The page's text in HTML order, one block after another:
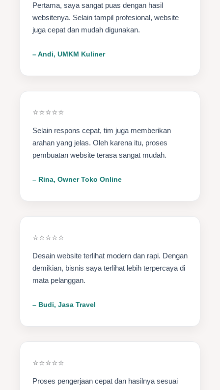
Pertama, saya sangat puas dengan hasil
websitenya. Selain tampil profesional, website
juga cepat dan mudah digunakan.
– Andi, UMKM Kuliner
⭐⭐⭐⭐⭐
Selain respons cepat, tim juga memberikan
arahan yang jelas. Oleh karena itu, proses
pembuatan website terasa sangat mudah.
– Rina, Owner Toko Online
⭐⭐⭐⭐⭐
Desain website terlihat modern dan rapi. Dengan
demikian, bisnis saya terlihat lebih terpercaya di
mata pelanggan.
– Budi, Jasa Travel
⭐⭐⭐⭐⭐
Proses pengerjaan cepat dan hasilnya sesuai